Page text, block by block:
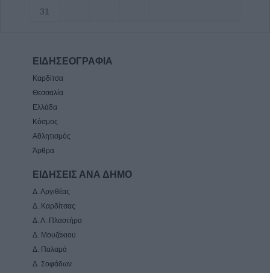
31
ΕΙΔΗΣΕΟΓΡΑΦΙΑ
Καρδίτσα
Θεσσαλία
Ελλάδα
Κόσμος
Αθλητισμός
Άρθρα
ΕΙΔΗΣΕΙΣ ΑΝΑ ΔΗΜΟ
Δ. Αργιθέας
Δ. Καρδίτσας
Δ. Λ. Πλαστήρα
Δ. Μουζάκιου
Δ. Παλαμά
Δ. Σοφάδων